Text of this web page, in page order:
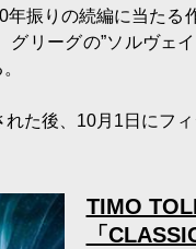
振りの続編に当たる
リーグの”ソルヴェ
た後、10月1日にフ
TIMO
「